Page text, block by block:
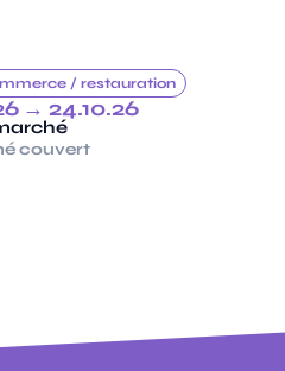
/restauration
→ 24.10.26
couvert